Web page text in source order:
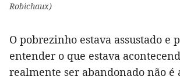
Robichaux)
O pobrezinho estava assustado e
entender o que estava
realmente ser abandonado não é